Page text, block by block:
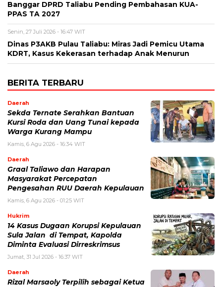
Banggar DPRD Taliabu Pending Pembahasan KUA-
PPAS TA 2027
Senin, 27 Juli 2026 - 16:47 WIT
Dinas P3AKB Pulau Taliabu: Miras Jadi Pemicu Utama
KDRT, Kasus Kekerasan terhadap Anak Menurun
BERITA TERBARU
Daerah
Sekda Ternate Serahkan Bantuan
Kursi Roda dan Uang Tunai kepada
Warga Kurang Mampu
Kamis, 6 Agu 2026 - 16:34 WIT
Daerah
Graal Taliawo dan Harapan
Masyarakat Percepatan
Pengesahan RUU Daerah Kepulauan
Kamis, 6 Agu 2026 - 01:25 WIT
Hukrim
14 Kasus Dugaan Korupsi Kepulauan
Sula Jalan di Tempat, Kapolda
Diminta Evaluasi Dirreskrimsus
Jumat, 31 Jul 2026 - 16:37 WIT
Daerah
Rizal Marsaoly Terpilih sebagai Ketua